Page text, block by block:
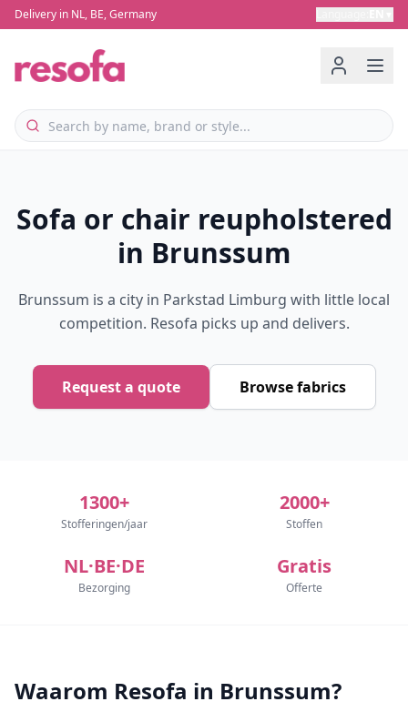
Delivery in NL, BE, Germany
Sofa or chair reupholstered
in Brunssum
Brunssum is a city in Parkstad Limburg with little local
competition. Resofa picks up and delivers.
Request a quote Browse fabrics
1300+
Stofferingen/jaar
2000+
Stoffen
NL·BE·DE
Bezorging
Gratis
Offerte
Waarom Resofa in Brunssum?